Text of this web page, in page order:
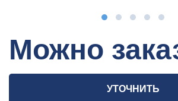
Можно
УТОЧНИТЬ